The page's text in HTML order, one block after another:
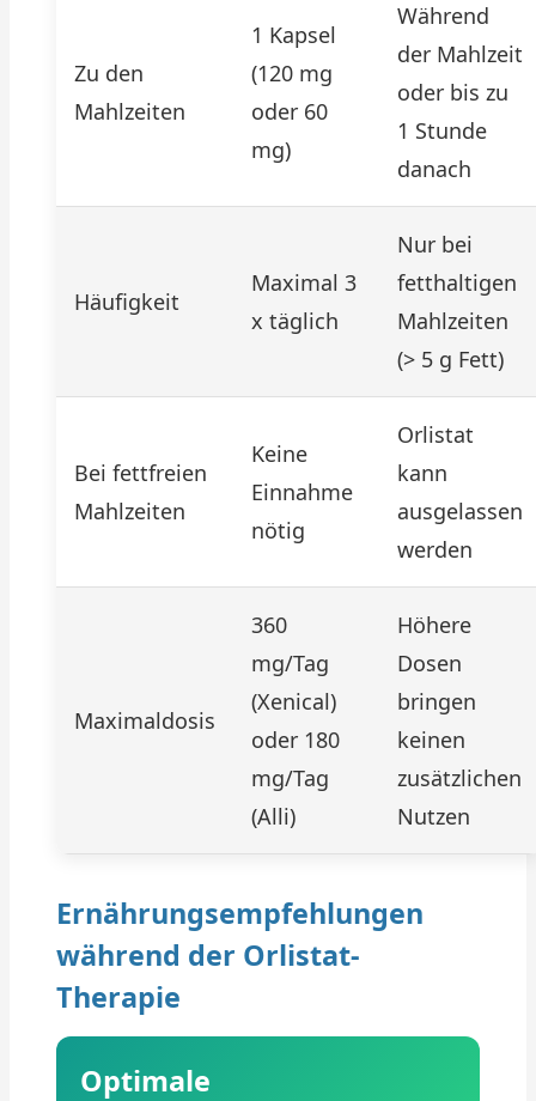
Zu den
Mahlzeiten
1 Kapsel
(120 mg
oder 60
mg)
Während
der Mahlzeit
oder bis zu
1 Stunde
danach
Häufigkeit
Maximal 3
x täglich
Nur bei
fetthaltigen
Mahlzeiten
(> 5 g Fett)
Bei fettfreien
Mahlzeiten
Keine
Einnahme
nötig
Orlistat
kann
ausgelassen
werden
Maximaldosis
360
mg/Tag
(Xenical)
oder 180
mg/Tag
(Alli)
Höhere
Dosen
bringen
keinen
zusätzlichen
Nutzen
Ernährungsempfehlungen
während der Orlistat-
Therapie
Optimale